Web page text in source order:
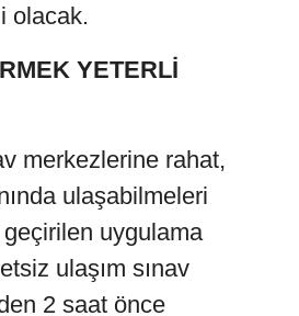
olacak.
YETERLİ
merkezlerine rahat,
ulaşabilmeleri
uygulama
ulaşım sınav
2 saat önce